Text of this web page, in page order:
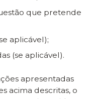
que pretende
aplicável);
(se aplicável).
apresentadas
acima descritas, o